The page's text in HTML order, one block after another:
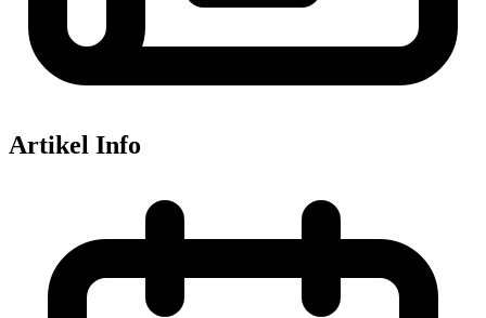
Artikel Info